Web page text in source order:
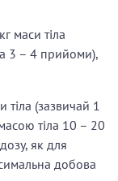
маси тіла
3 – 4 прийоми),
тіла (зазвичай 1
тіла 10 – 20
як для
добова